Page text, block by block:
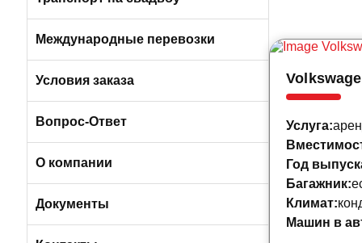
Автобусы
Микроавтобусы
Международные перевозки
Условия заказа
Отличия трансфера от аренды
Порядок оплаты услуг
Условия возврата
Вопрос-Ответ
О компании
О компании БизнесБас
Документы
Услуга:
Год
Багажник:
Климат:
Машин в